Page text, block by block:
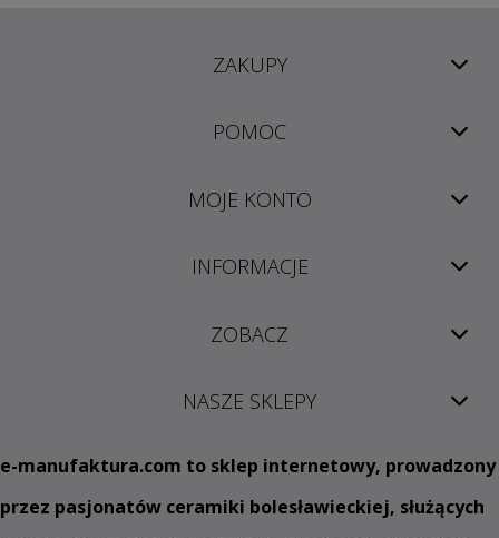
ZAKUPY
POMOC
MOJE KONTO
INFORMACJE
ZOBACZ
NASZE SKLEPY
e-manufaktura.com to sklep internetowy, prowadzony
przez pasjonatów ceramiki bolesławieckiej, służących